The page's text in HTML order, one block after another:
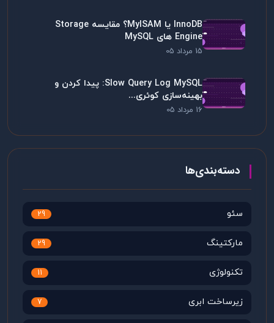
InnoDB یا MyISAM؟ مقایسه Storage
Engine های MySQL
15 مرداد 05
Slow Query Log MySQL: پیدا کردن و
بهینه‌سازی کوئری...
16 مرداد 05
دسته‌بندی‌ها
سئو 29
مارکتینگ 29
تکنولوژی 11
زیرساخت ابری 7